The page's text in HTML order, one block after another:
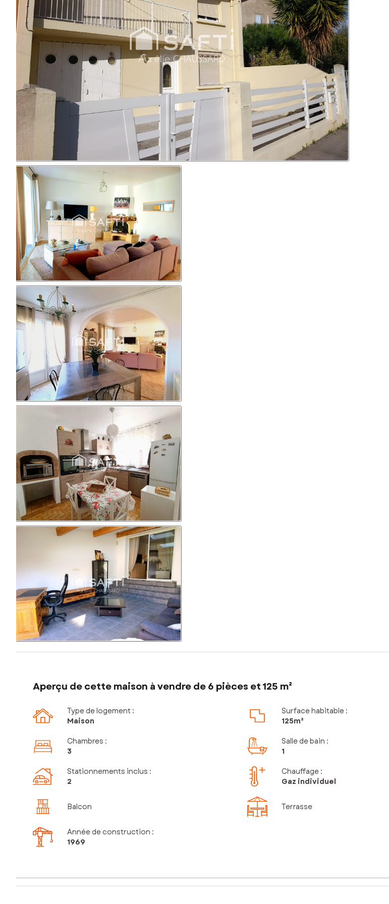
Aperçu de cette maison à vendre de 6 pièces et 125 m²
Type de logement :
Maison
Surface habitable :
125m²
Chambres :
3
Salle de bain :
1
Stationnements inclus :
2
Chauffage :
Gaz individuel
Balcon Terrasse
Année de construction :
1969